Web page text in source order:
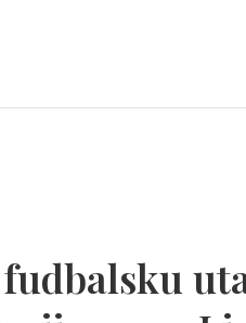
fudbalsku